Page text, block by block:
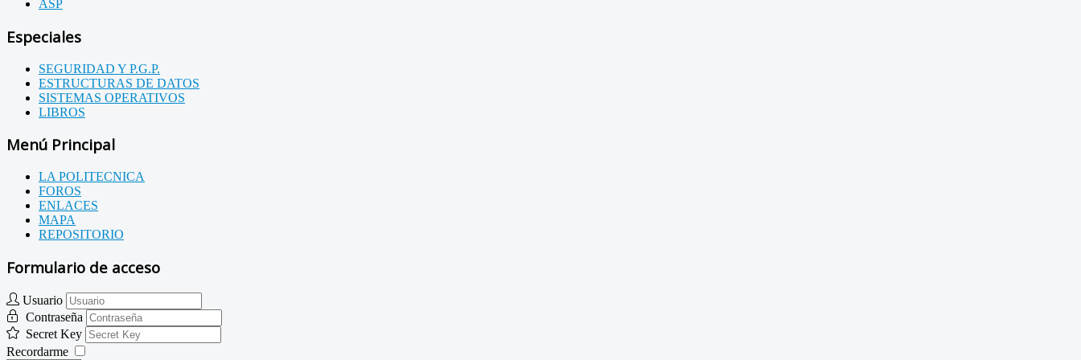
ASP
Especiales
SEGURIDAD Y P.G.P.
ESTRUCTURAS DE DATOS
SISTEMAS OPERATIVOS
LIBROS
Menú Principal
LA POLITECNICA
FOROS
ENLACES
MAPA
REPOSITORIO
Formulario de acceso
Usuario
Contraseña
Secret Key
Recordarme